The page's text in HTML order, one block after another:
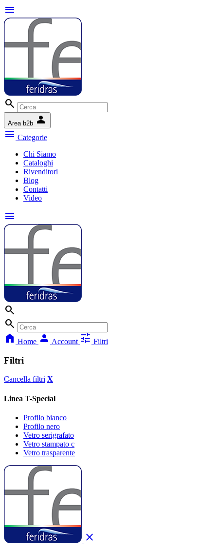
menu
search
Area b2b person
menu Categorie
Chi Siamo
Cataloghi
Rivenditori
Blog
Contatti
Video
menu
search
search
home Home person Account tune Filtri
Filtri
Cancella filtri X
Linea T-Special
Profilo bianco
Profilo nero
Vetro serigrafato
Vetro stampato c
Vetro trasparente
close